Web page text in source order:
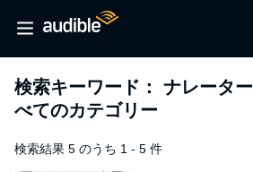
検索キーワード： ナレーター
べてのカテゴリー
検索結果 5 のうち 1 - 5 件